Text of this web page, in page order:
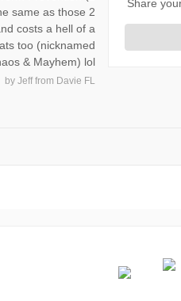
Share
same as those 2
costs a hell of a
too (nicknamed
& Mayhem) lol
byJeff from Davie FL